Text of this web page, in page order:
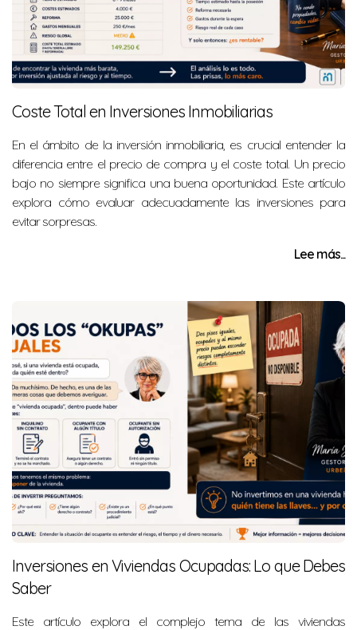
Coste Total en Inversiones Inmobiliarias
En el ámbito de la inversión inmobiliaria, es crucial entender la
diferencia entre el precio de compra y el coste total. Un precio
bajo no siempre significa una buena oportunidad. Este artículo
explora cómo evaluar adecuadamente las inversiones para
evitar sorpresas.
Lee más...
Inversiones en Viviendas Ocupadas: Lo que Debes
Saber
Este artículo explora el complejo tema de las viviendas